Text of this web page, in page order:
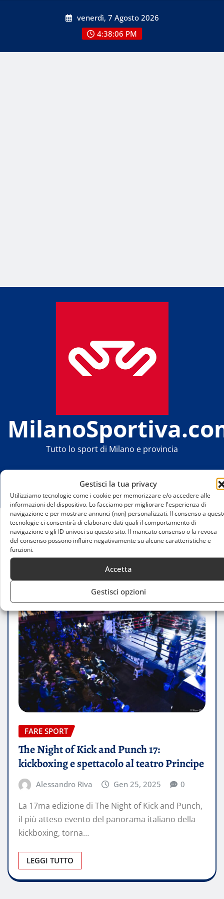
Gestisci la tua privacy
Utilizziamo tecnologie come i cookie per memorizzare e/o accedere alle
informazioni del dispositivo. Lo facciamo per migliorare l'esperienza di
navigazione e per mostrare annunci (non) personalizzati. Il consenso a
tecnologie ci consentirà di elaborare dati quali il comportamento di
navigazione o gli ID univoci su questo sito. Il mancato consenso o la revoca
del consenso possono influire negativamente su alcune caratteristiche e
funzioni.
Accetta
Gestisci opzioni
venerdì, 7 Agosto 2026
4:38:06 PM
Tutto lo sport di Milano e provincia
Home
The Night of Kick and Punch 17: kickboxing e
spettacolo al teatro Principe
FARE SPORT
The Night of Kick and Punch 17:
kickboxing e spettacolo al teatro Principe
Alessandro Riva Gen 25, 2025 0
La 17ma edizione di The Night of Kick and Punch,
il più atteso evento del panorama italiano della
kickboxing, torna…
LEGGI TUTTO